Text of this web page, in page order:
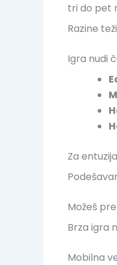
tri do pet
Razine
Igra nudi
Za
Možeš
Brza igra
Mobilna